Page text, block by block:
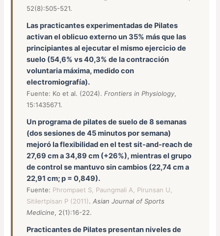
52(8):505-521.
Las practicantes experimentadas de Pilates
activan el oblicuo externo un 35% más que las
principiantes al ejecutar el mismo ejercicio de
suelo (54,6% vs 40,3% de la contracción
voluntaria máxima, medido con
electromiografía).
Fuente: Ko et al. (2024).Frontiers in Physiology,
15:1435671.
Un programa de pilates de suelo de 8 semanas
(dos sesiones de 45 minutos por semana)
mejoró la flexibilidad en el test sit-and-reach de
27,69 cm a 34,89 cm (+26%), mientras el grupo
de control se mantuvo sin cambios (22,74 cm a
22,91 cm; p = 0,849).
Fuente: Phrompaet S, Paungmali A, Pirunsan U,
Sitilertpisan P (2011).Asian Journal of Sports
Medicine, 2(1):16-22.
Practicantes de Pilates presentan niveles de